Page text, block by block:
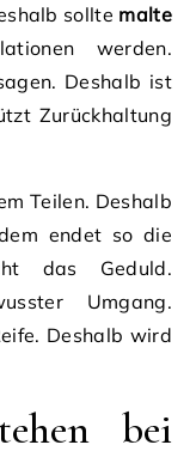
sollte malte
werden.
Deshalb ist
Zurückhaltung
Teilen. Deshalb
endet so die
das Geduld.
Umgang.
Deshalb wird
bei